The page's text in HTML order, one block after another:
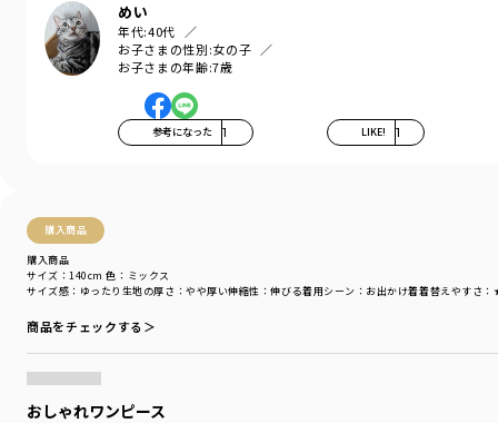
めい
年代:40代
お子さまの性別:女の子
お子さまの年齢:7歳
参考になった 1 LIKE! 1
購入商品
購入商品
サイズ感 ：ゆったり 生地の厚さ ：やや厚い伸縮性 ：伸びる着用シーン ：お出かけ着着替えやすさ
サイズ：140cm 色：ミックス
商品をチェックする＞
おしゃれワンピース